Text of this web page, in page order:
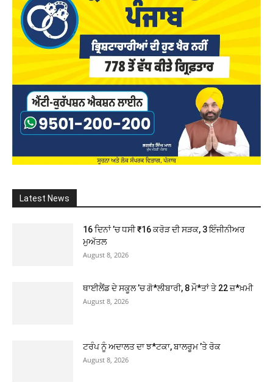
Latest News
16 ਦਿਨਾਂ ’ਚ ਧਸੀ ₹16 ਕਰੋੜ ਦੀ ਸੜਕ, 3 ਇੰਜੀਨੀਅਰ
ਮੁਅੱਤਲ
August 8, 2026
ਥਾਈਲੈਂਡ ਦੇ ਸਕੂਲ ’ਚ ਗੋ*ਲੀਬਾਰੀ, 8 ਮੌ*ਤਾਂ ਤੇ 22 ਜ਼*ਖ਼ਮੀ
August 8, 2026
ਟਰੰਪ ਨੂੰ ਅਦਾਲਤ ਦਾ ਝ*ਟਕਾ, ਬਾਲਰੂਮ ’ਤੇ ਰੋਕ
August 8, 2026